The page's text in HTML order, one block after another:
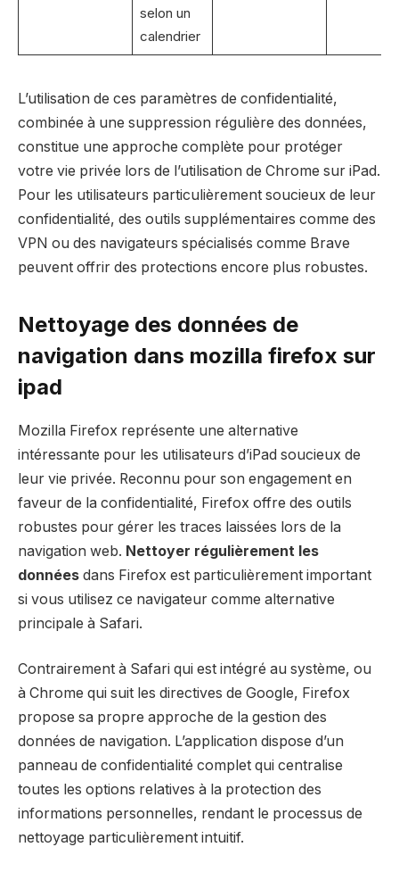
selon un
calendrier
L’utilisation de ces paramètres de confidentialité,
combinée à une suppression régulière des données,
constitue une approche complète pour protéger
votre vie privée lors de l’utilisation de Chrome sur iPad.
Pour les utilisateurs particulièrement soucieux de leur
confidentialité, des outils supplémentaires comme des
VPN ou des navigateurs spécialisés comme Brave
peuvent offrir des protections encore plus robustes.
Nettoyage des données de
navigation dans mozilla firefox sur
ipad
Mozilla Firefox représente une alternative
intéressante pour les utilisateurs d’iPad soucieux de
leur vie privée. Reconnu pour son engagement en
faveur de la confidentialité, Firefox offre des outils
robustes pour gérer les traces laissées lors de la
navigation web. Nettoyer régulièrement les
données dans Firefox est particulièrement important
si vous utilisez ce navigateur comme alternative
principale à Safari.
Contrairement à Safari qui est intégré au système, ou
à Chrome qui suit les directives de Google, Firefox
propose sa propre approche de la gestion des
données de navigation. L’application dispose d’un
panneau de confidentialité complet qui centralise
toutes les options relatives à la protection des
informations personnelles, rendant le processus de
nettoyage particulièrement intuitif.